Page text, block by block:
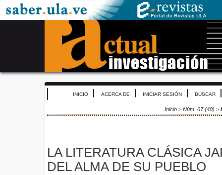
INICIO ACERCA DE INICIAR SESIÓN BUSCAR
Inicio> Núm. 67 (40) >
LA LITERATURA CLÁSICA
DEL ALMA DE SU PUEBLO